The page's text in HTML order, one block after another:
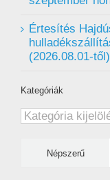
Értesítés
(2026.08.01-től)
Kategóriák
Kategóriák
Népszerű